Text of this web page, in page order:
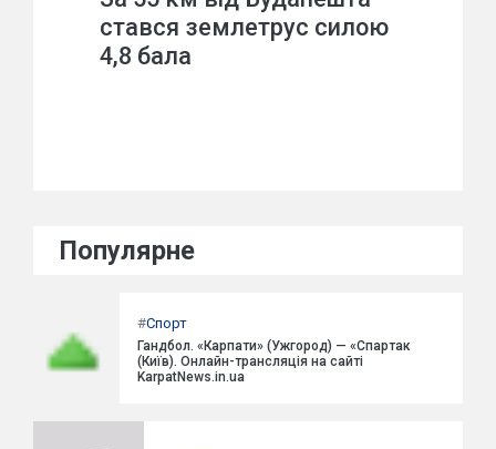
стався землетрус силою
4,8 бала
Популярне
#Спорт
Гандбол. «Карпати» (Ужгород) — «Спартак
(Київ). Онлайн-трансляція на сайті
KarpatNews.in.ua